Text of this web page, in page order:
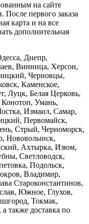
на сайте
После первого заказа
карта и на все
дополнительная
Днепр,
Винница, Херсон,
Черновцы,
Каменское,
Луцк, Белая Церковь,
Умань,
Измаил, Самар,
Первомайск,
Стрый, Черноморск,
Нововолынск,
Ахтырка, Изюм,
Светловодск,
Подольск,
Владимир,
Староконстантинов,
Южное, Глухов,
Токмак,
также доставка по